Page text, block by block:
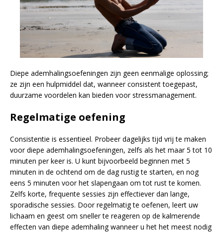
Diepe ademhalingsoefeningen zijn geen eenmalige oplossing;
ze zijn een hulpmiddel dat, wanneer consistent toegepast,
duurzame voordelen kan bieden voor stressmanagement.
Regelmatige oefening
Consistentie is essentieel. Probeer dagelijks tijd vrij te maken
voor diepe ademhalingsoefeningen, zelfs als het maar 5 tot 10
minuten per keer is. U kunt bijvoorbeeld beginnen met 5
minuten in de ochtend om de dag rustig te starten, en nog
eens 5 minuten voor het slapengaan om tot rust te komen.
Zelfs korte, frequente sessies zijn effectiever dan lange,
sporadische sessies. Door regelmatig te oefenen, leert uw
lichaam en geest om sneller te reageren op de kalmerende
effecten van diepe ademhaling wanneer u het het meest nodig